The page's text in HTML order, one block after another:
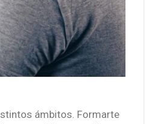
ámbitos. Formarte